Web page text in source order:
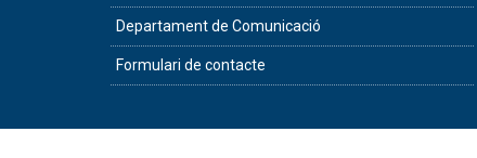
Departament de Comunicació
Formulari de contacte